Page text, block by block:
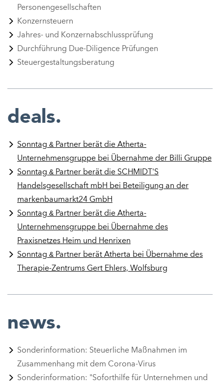
Personengesellschaften
Konzernsteuern
Jahres- und Konzernabschlussprüfung
Durchführung Due-Diligence Prüfungen
Steuergestaltungsberatung
deals.
Sonntag &Partner berät die Atherta-
Unternehmensgruppe bei Übernahme der Billi Gruppe
Sonntag &Partner berät die SCHMIDT'S
Handelsgesellschaft mbH bei Beteiligung an der
markenbaumarkt24 GmbH
Sonntag &Partner berät die Atherta-
Unternehmensgruppe bei Übernahme des
Praxisnetzes Heim und Henrixen
Sonntag &Partner berät Atherta bei Übernahme des
Therapie-Zentrums Gert Ehlers, Wolfsburg
news.
Sonderinformation: Steuerliche Maßnahmen im
Zusammenhang mit dem Corona-Virus
Sonderinformation: "Soforthilfe für Unternehmen und